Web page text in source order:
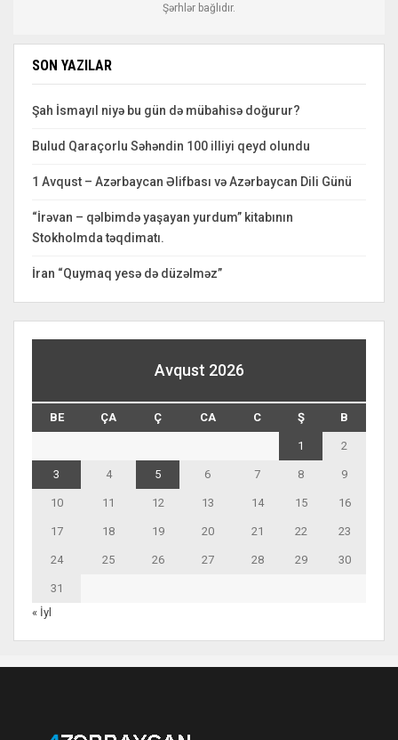
Şərhlər bağlıdır.
SON YAZILAR
Şah İsmayıl niyə bu gün də mübahisə doğurur?
Bulud Qaraçorlu Səhəndin 100 illiyi qeyd olundu
1 Avqust – Azərbaycan Əlifbası və Azərbaycan Dili Günü
“İrəvan – qəlbimdə yaşayan yurdum” kitabının
Stokholmda təqdimatı.
İran “Quymaq yesə də düzəlməz”
Avqust 2026
BE ÇA Ç CA C Ş B
1 2
3 4 5 6 7 8 9
10 11 12 13 14 15 16
17 18 19 20 21 22 23
24 25 26 27 28 29 30
31
« İyl